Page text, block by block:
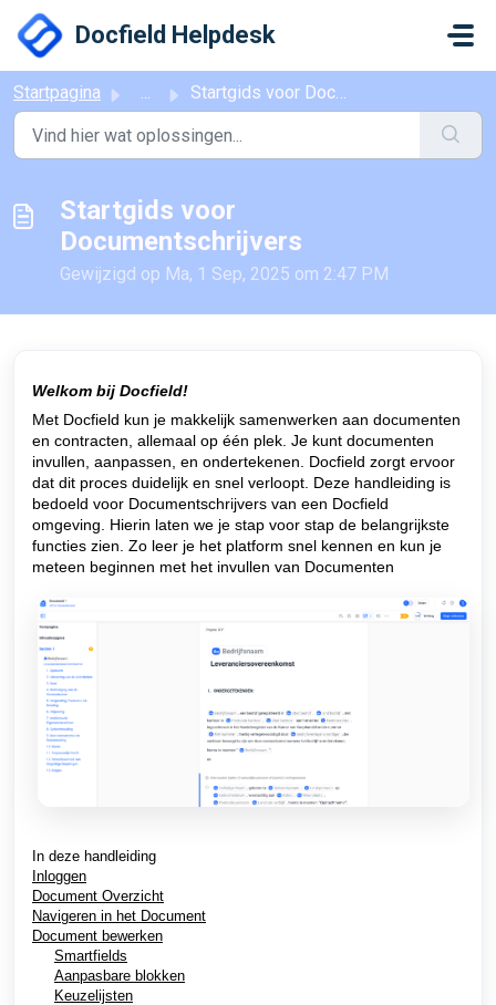
Doorgaan naar hoofdinhoud
Docfield Helpdesk
Startpagina ... Startgids voor Documentschrijvers
Startgids voor
Documentschrijvers
Gewijzigd op Ma, 1 Sep, 2025 om 2:47 PM
Welkom bij Docfield!
Met Docfield kun je makkelijk samenwerken aan documenten
en contracten, allemaal op één plek. Je kunt documenten
invullen, aanpassen, en ondertekenen. Docfield zorgt ervoor
dat dit proces duidelijk en snel verloopt. Deze handleiding is
bedoeld voor Documentschrijvers van een Docfield
omgeving. Hierin laten we je stap voor stap de belangrijkste
functies zien. Zo leer je het platform snel kennen en kun je
meteen beginnen met het invullen van Documenten
In deze handleiding
Inloggen
Document Overzicht
Navigeren in het Document
Document bewerken
Smartfields
Aanpasbare blokken
Keuzelijsten